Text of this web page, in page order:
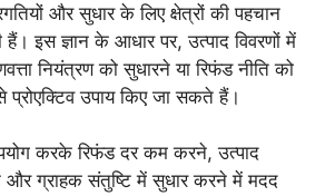
और सुधार के लिए क्षेत्रों की पहचान
इस ज्ञान के आधार पर, उत्पाद विवरणों में
नियंत्रण को सुधारने या रिफंड नीति को
उपाय किए जा सकते हैं।
करके रिफंड दर कम करने, उत्पाद
और ग्राहक संतुष्टि में सुधार करने में मदद